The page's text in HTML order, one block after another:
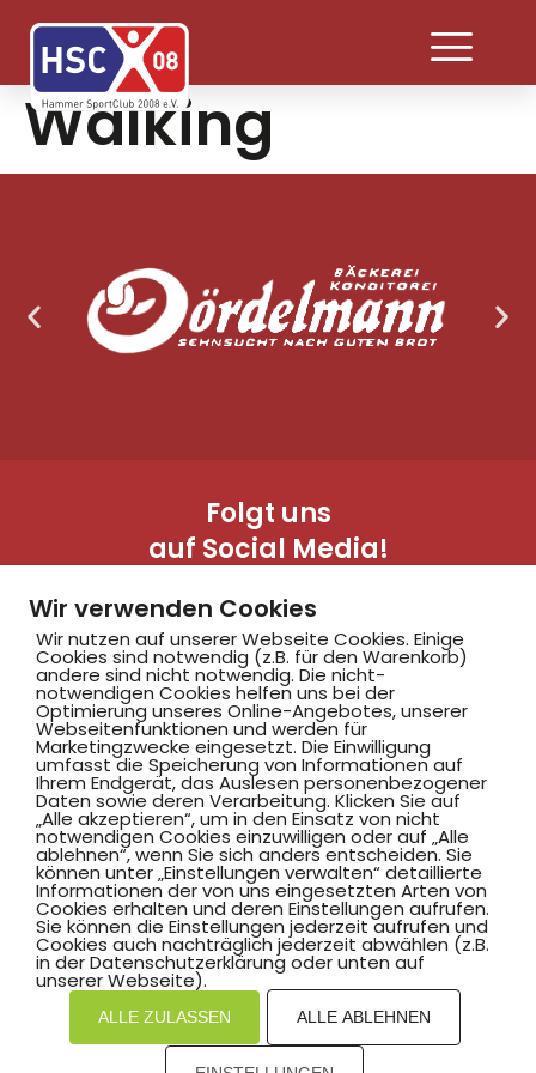
Walking
Folgt uns
auf Social Media!
Hammer SportClub 2008
Am Südbad 9,
59069 Hamm
©2025 Hammer SportClub 2008 e.V.
Mit zum Verein by PASSGEBER
Wir verwenden Cookies
Wir nutzen auf unserer Webseite Cookies. Einige
Cookies sind notwendig (z.B. für den Warenkorb)
andere sind nicht notwendig. Die nicht-
notwendigen Cookies helfen uns bei der
Optimierung unseres Online-Angebotes, unserer
Webseitenfunktionen und werden für
Marketingzwecke eingesetzt. Die Einwilligung
umfasst die Speicherung von Informationen auf
Ihrem Endgerät, das Auslesen personenbezogener
Daten sowie deren Verarbeitung. Klicken Sie auf
„Alle akzeptieren“, um in den Einsatz von nicht
notwendigen Cookies einzuwilligen oder auf „Alle
ablehnen“, wenn Sie sich anders entscheiden. Sie
können unter „Einstellungen verwalten“ detaillierte
Informationen der von uns eingesetzten Arten von
Cookies erhalten und deren Einstellungen aufrufen.
Sie können die Einstellungen jederzeit aufrufen und
Cookies auch nachträglich jederzeit abwählen (z.B.
in der Datenschutzerklärung oder unten auf
unserer Webseite).
ALLE ZULASSEN ALLE ABLEHNEN